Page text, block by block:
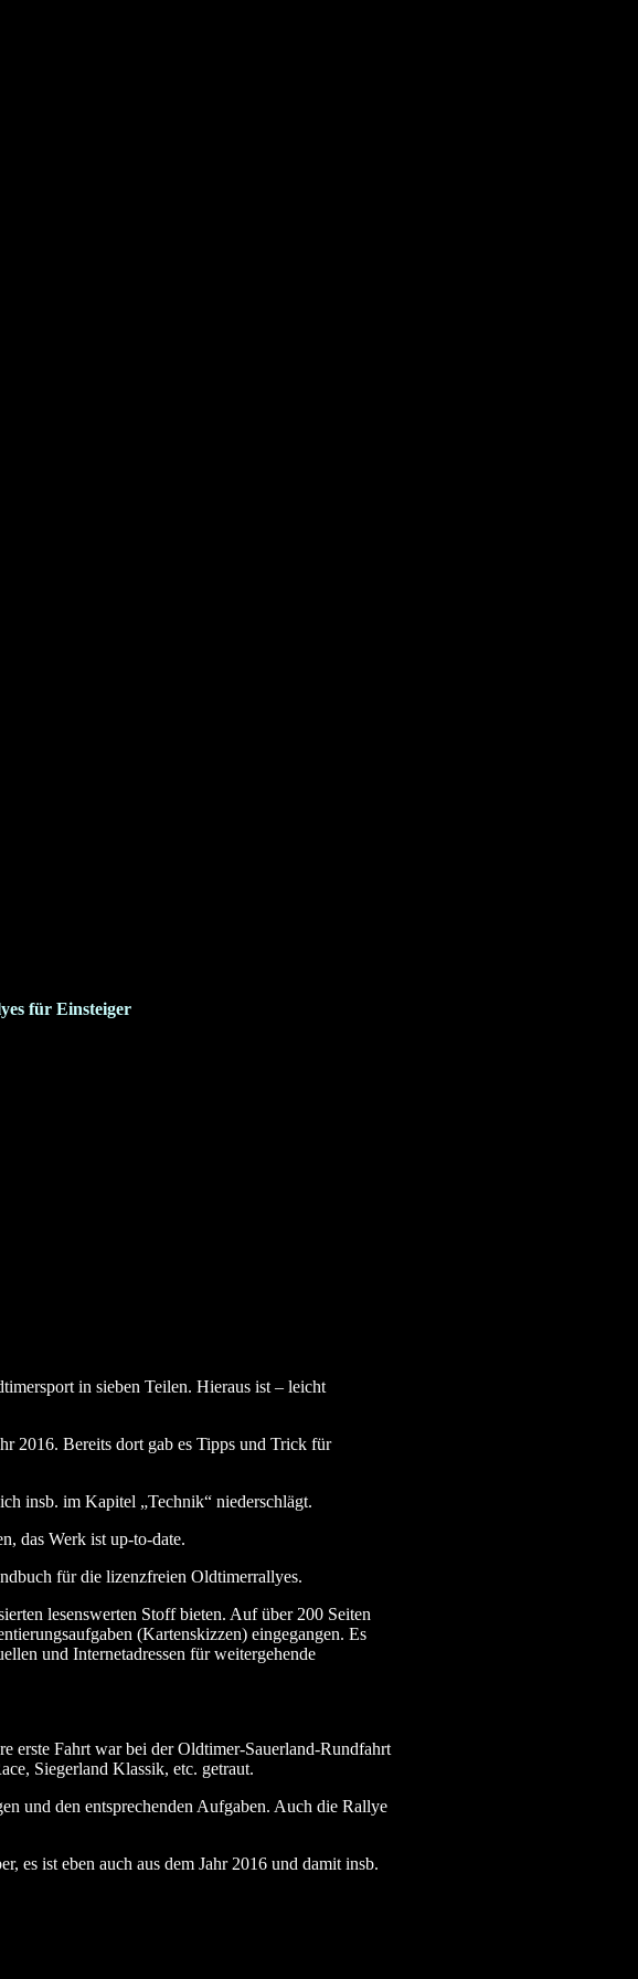
für Einsteiger
in sieben Teilen. Hieraus ist – leicht
2016. Bereits dort gab es Tipps und Trick für
insb. im Kapitel „Technik“ niederschlägt.
das Werk ist up-to-date.
für die lizenzfreien Oldtimerrallyes.
lesenswerten Stoff bieten. Auf über 200 Seiten
(Kartenskizzen) eingegangen. Es
und Internetadressen für weitergehende
erste Fahrt war bei der Oldtimer-Sauerland-Rundfahrt
Siegerland Klassik, etc. getraut.
und den entsprechenden Aufgaben. Auch die Rallye
es ist eben auch aus dem Jahr 2016 und damit insb.